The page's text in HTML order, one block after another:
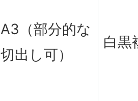
A3（部分的な
切出し可）
白黒